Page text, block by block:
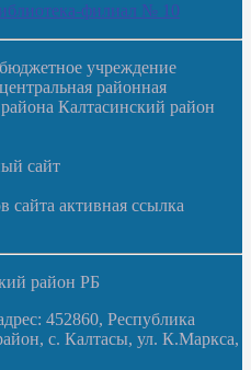
филиал № 10
учреждение
районная
Калтасинский район
сайт
сайта активная ссылка
район РБ
452860, Республика
с. Калтасы, ул. К.Маркса,